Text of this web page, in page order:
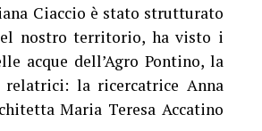
Ciaccio è stato strutturato
nostro territorio, ha visto i
acque dell’Agro Pontino, la
la ricercatrice Anna
Maria Teresa Accatino